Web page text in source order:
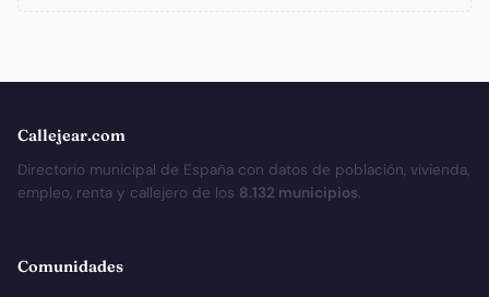
Callejear.com
Directorio municipal de España con datos de población, vivienda,
empleo, renta y callejero de los 8.132 municipios.
Comunidades